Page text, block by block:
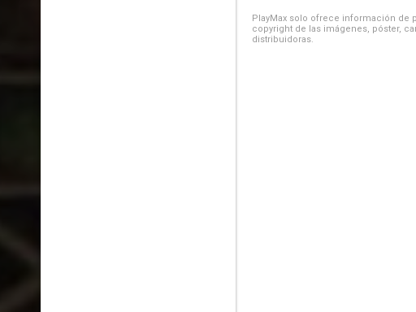
PlayMax solo ofrece información de
copyright de las imágenes, póster,
distribuidoras.